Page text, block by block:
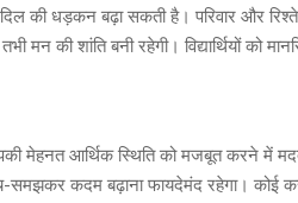
की धड़कन बढ़ा सकती है। परिवार और
की शांति बनी रहेगी। विद्यार्थियों को
मेहनत आर्थिक स्थिति को मजबूत करने में
कदम बढ़ाना फायदेमंद रहेगा। कोई